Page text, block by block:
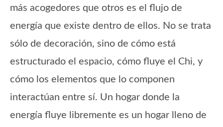
más acogedores que otros es el flujo de
energía que existe dentro de ellos. No se trata
sólo de decoración, sino de cómo está
estructurado el espacio, cómo fluye el Chi, y
cómo los elementos que lo componen
interactúan entre sí. Un hogar donde la
energía fluye libremente es un hogar lleno de